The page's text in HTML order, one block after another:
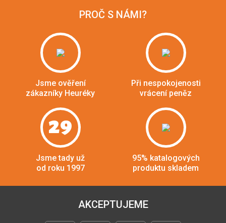
PROČ S NÁMI?
Jsme ověření
zákazníky Heuréky
Při nespokojenosti
vrácení peněz
29
Jsme tady už
od roku 1997
95% katalogových
produktu skladem
AKCEPTUJEME